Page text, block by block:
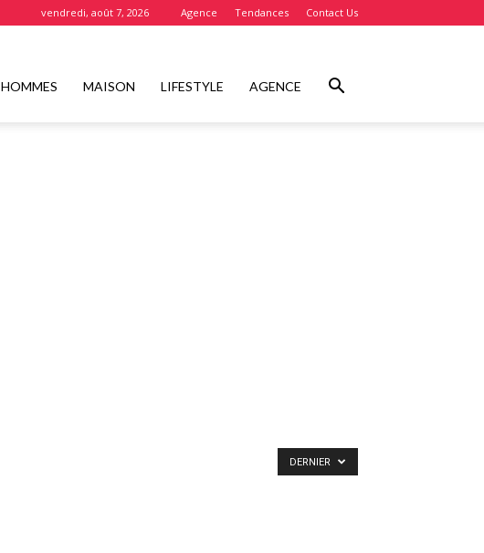
vendredi, août 7, 2026 Agence Tendances Contact Us
HOMMES MAISON LIFESTYLE AGENCE
DERNIER